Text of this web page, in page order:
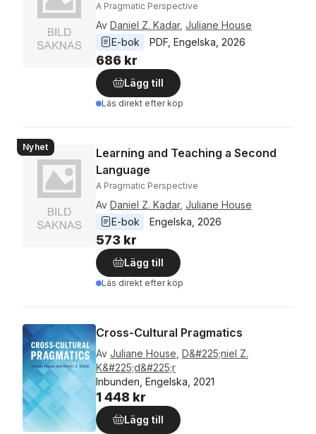
A Pragmatic Perspective
Av Daniel Z. Kadar, Juliane House
E-bok
PDF Engelska 2026
686 kr
Lägg till
Läs direkt efter köp
Nyhet
Learning and Teaching a Second
Language
A Pragmatic Perspective
Av Daniel Z. Kadar, Juliane House
E-bok
Engelska 2026
573 kr
Lägg till
Läs direkt efter köp
Cross-Cultural Pragmatics
Av Juliane House D&#225;niel Z.
K&#225;d&#225;r
Inbunden, Engelska, 2021
1 448 kr
Lägg till